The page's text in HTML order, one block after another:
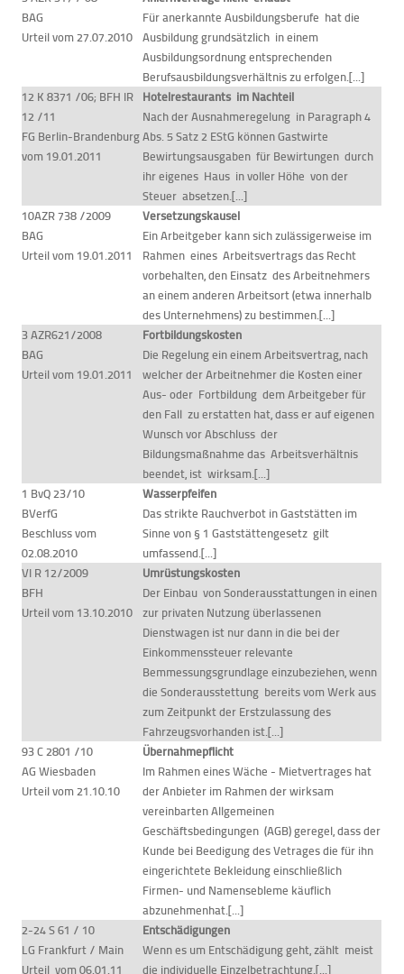
BAG
Urteil vom 27.07.2010
Für anerkannte Ausbildungsberufe hat die
Ausbildung grundsätzlich in einem
Ausbildungsordnung entsprechenden
Berufsausbildungsverhältnis zu erfolgen.[...]
12 K 8371 /06; BFH IR
12 /11
FG Berlin-Brandenburg
vom 19.01.2011
Hotelrestaurants im Nachteil
Nach der Ausnahmeregelung in Paragraph 4
Abs. 5 Satz 2 EStG können Gastwirte
Bewirtungsausgaben für Bewirtungen durch
ihr eigenes Haus in voller Höhe von der
Steuer absetzen.[...]
10AZR 738 /2009
BAG
Urteil vom 19.01.2011
Versetzungskausel
Ein Arbeitgeber kann sich zulässigerweise im
Rahmen eines Arbeitsvertrags das Recht
vorbehalten, den Einsatz des Arbeitnehmers
an einem anderen Arbeitsort (etwa innerhalb
des Unternehmens) zu bestimmen.[...]
3 AZR621/2008
BAG
Urteil vom 19.01.2011
Fortbildungskosten
Die Regelung ein einem Arbeitsvertrag, nach
welcher der Arbeitnehmer die Kosten einer
Aus- oder Fortbildung dem Arbeitgeber für
den Fall zu erstatten hat, dass er auf eigenen
Wunsch vor Abschluss der
Bildungsmaßnahme das Arbeitsverhältnis
beendet, ist wirksam.[...]
1 BvQ 23/10
BVerfG
Beschluss vom
02.08.2010
Wasserpfeifen
Das strikte Rauchverbot in Gaststätten im
Sinne von § 1 Gaststättengesetz gilt
umfassend.[...]
VI R 12/2009
BFH
Urteil vom 13.10.2010
Umrüstungskosten
Der Einbau von Sonderausstattungen in einen
zur privaten Nutzung überlassenen
Dienstwagen ist nur dann in die bei der
Einkommenssteuer relevante
Bemmessungsgrundlage einzubeziehen, wenn
die Sonderausstettung bereits vom Werk aus
zum Zeitpunkt der Erstzulassung des
Fahrzeugsvorhanden ist.[...]
93 C 2801 /10
AG Wiesbaden
Urteil vom 21.10.10
Übernahmepflicht
Im Rahmen eines Wäche - Mietvertrages hat
der Anbieter im Rahmen der wirksam
vereinbarten Allgemeinen
Geschäftsbedingungen (AGB) geregel, dass der
Kunde bei Beedigung des Vetrages die für ihn
eingerichtete Bekleidung einschließlich
Firmen- und Namensebleme käuflich
abzunehmenhat.[...]
2-24 S 61 / 10
LG Frankfurt / Main
Urteil vom 06.01.11
Entschädigungen
Wenn es um Entschädigung geht, zählt meist
die individuelle Einzelbetrachtung.[...]